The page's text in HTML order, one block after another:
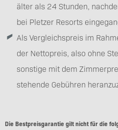
älter als 24 Stunden,
bei Pletzer Resorts
Als Vergleichspreis im
der Nettopreis, also ohne
sonstige mit dem
stehende Gebühren
Die Bestpreisgarantie gilt nicht für die